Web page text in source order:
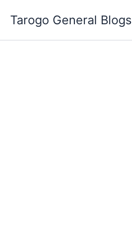
要
Tarogo General Blogs